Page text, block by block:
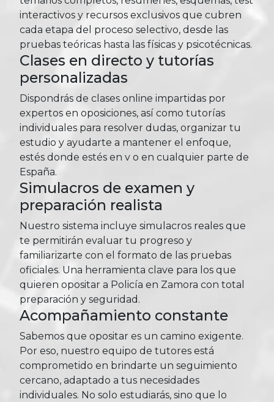
interactivos y recursos exclusivos que cubren
cada etapa del proceso selectivo, desde las
pruebas teóricas hasta las físicas y psicotécnicas.
Clases en directo y tutorías
personalizadas
Dispondrás de clases online impartidas por
expertos en oposiciones, así como tutorías
individuales para resolver dudas, organizar tu
estudio y ayudarte a mantener el enfoque,
estés donde estés en v o en cualquier parte de
España.
Simulacros de examen y
preparación realista
Nuestro sistema incluye simulacros reales que
te permitirán evaluar tu progreso y
familiarizarte con el formato de las pruebas
oficiales. Una herramienta clave para los que
quieren opositar a Policía en Zamora con total
preparación y seguridad.
Acompañamiento constante
Sabemos que opositar es un camino exigente.
Por eso, nuestro equipo de tutores está
comprometido en brindarte un seguimiento
cercano, adaptado a tus necesidades
individuales. No solo estudiarás, sino que lo